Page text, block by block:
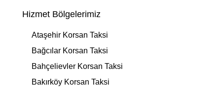
Hizmet Bölgelerimiz
Ataşehir Korsan Taksi
Bağcılar Korsan Taksi
Bahçelievler Korsan Taksi
Bakırköy Korsan Taksi